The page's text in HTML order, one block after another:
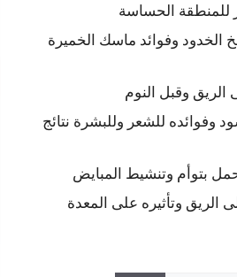
للمنطقة الحساسة
الخدود وفوائد ماسك الخميرة
الريق وقبل النوم
وفوائده للشعر وللبشرة نتائج
بتوأم وتنشيط المبايض
الريق وتأثيره على المعدة